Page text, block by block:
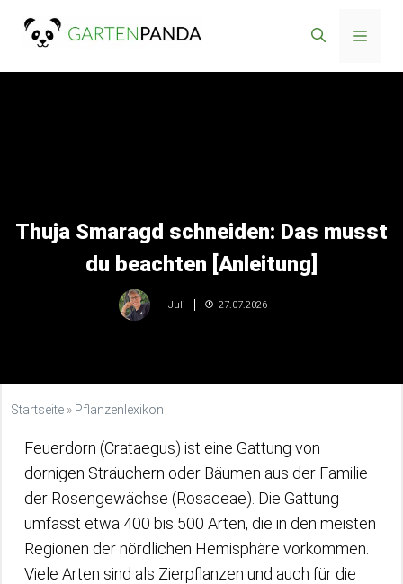
Inhalt
Menü
Thuja Smaragd schneiden: Das musst
du beachten [Anleitung]
Juli 27.07.2026
Startseite » Pflanzenlexikon
Feuerdorn (Crataegus) ist eine Gattung von
dornigen Sträuchern oder Bäumen aus der Familie
der Rosengewächse (Rosaceae). Die Gattung
umfasst etwa 400 bis 500 Arten, die in den meisten
Regionen der nördlichen Hemisphäre vorkommen.
Viele Arten sind als Zierpflanzen und auch für die